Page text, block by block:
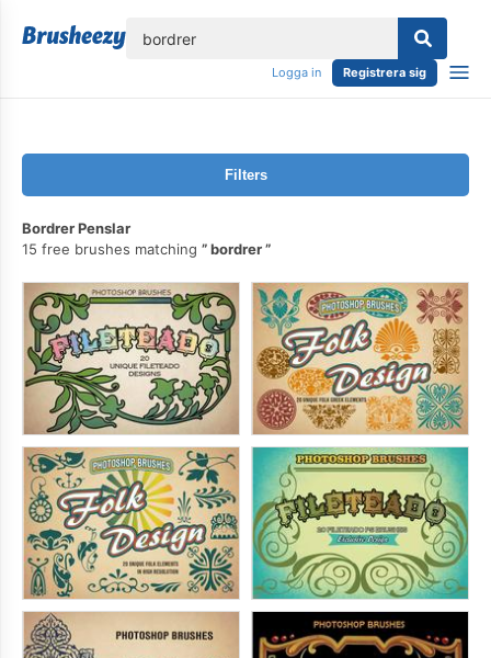
Logga in Registrera sig
Filters
Bordrer Penslar
15 free brushes matching
bordrer